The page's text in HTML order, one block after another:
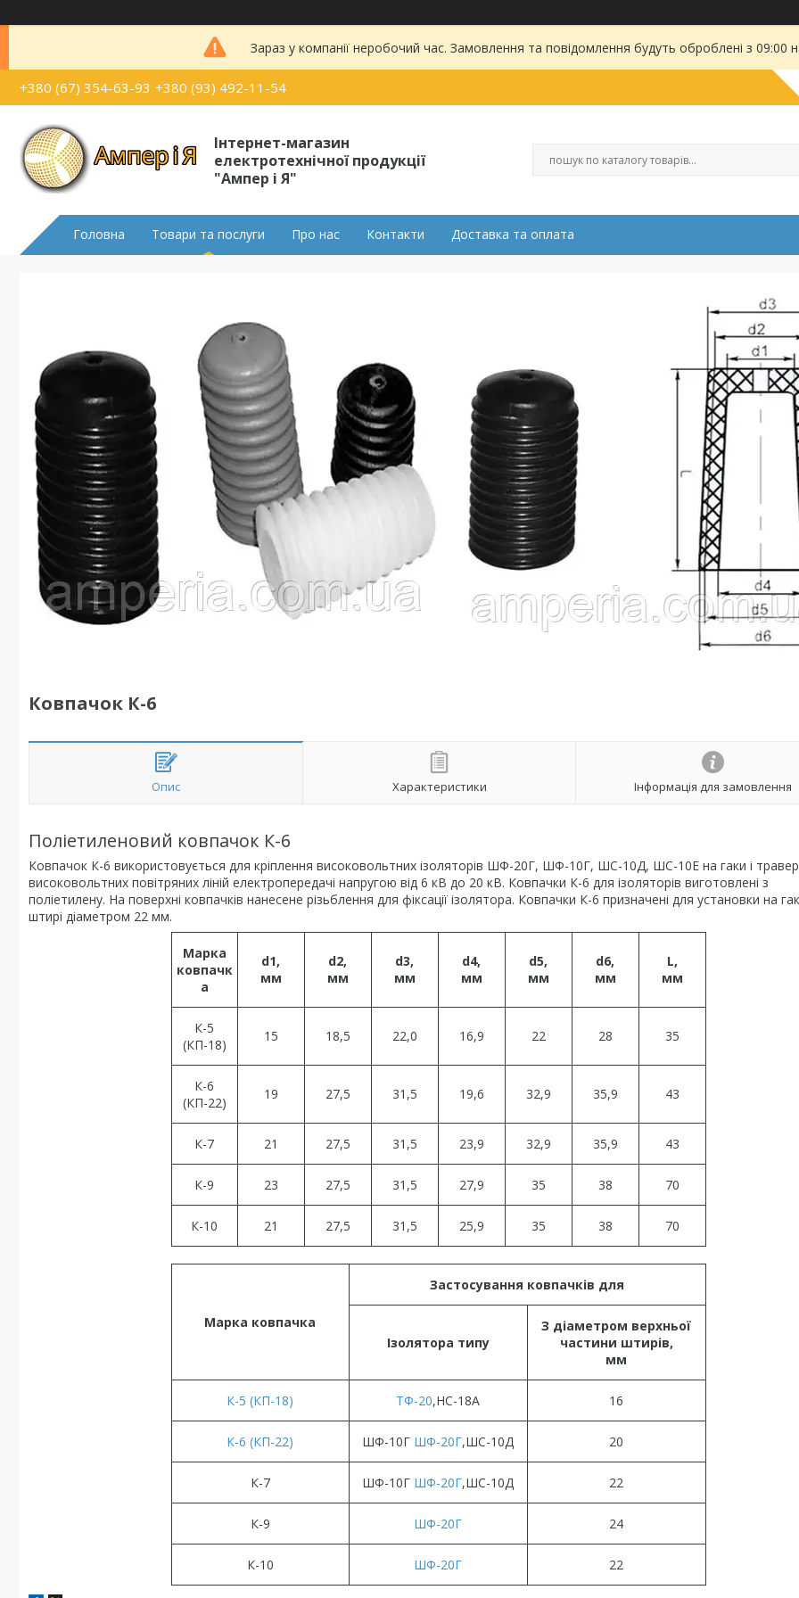
Зараз у компанії неробочий час. Замовлення та повідомлення будуть оброблені з
+380 (67) 354-63-93 +380 (93) 492-11-54
Інтернет-магазин
електротехнічної продукції
"Ампер і Я"
Головна Товари та послуги Про нас Контакти Доставка та оплата
Ковпачок К-6
Опис Характеристики Інформація для замовлення
Поліетиленовий ковпачок К-6
Ковпачок К-6 використовується для кріплення високовольтних ізоляторів ШФ-20Г, ШФ-10Г, ШС-10Д, ШС-10Е на гаки і
високовольтних повітряних ліній електропередачі напругою від 6 кВ до 20 кВ. Ковпачки К-6 для ізоляторів виготовлені з
поліетилену. На поверхні ковпачків нанесене різьблення для фіксації ізолятора. Ковпачки К-6 призначені для установки на
штирі діаметром 22 мм.
Марка
ковпачк
а
d1,
мм
d2,
мм
d3,
мм
d4,
мм
d5,
мм
d6,
мм
L,
мм
К-5
(КП-18)
15 18,5 22,0 16,9 22 28 35
К-6
(КП-22)
19 27,5 31,5 19,6 32,9 35,9 43
К-7 21 27,5 31,5 23,9 32,9 35,9 43
К-9 23 27,5 31,5 27,9 35 38 70
К-10 21 27,5 31,5 25,9 35 38 70
Марка ковпачка
Застосування ковпачків для
Ізолятора типу
З діаметром верхньої
частини штирів,
мм
К-5 (КП-18) ТФ-20,НС-18А 16
К-6 (КП-22) ШФ-10Г ШФ-20Г,ШС-10Д 20
К-7 ШФ-10Г ШФ-20Г,ШС-10Д 22
К-9 ШФ-20Г 24
К-10 ШФ-20Г 22